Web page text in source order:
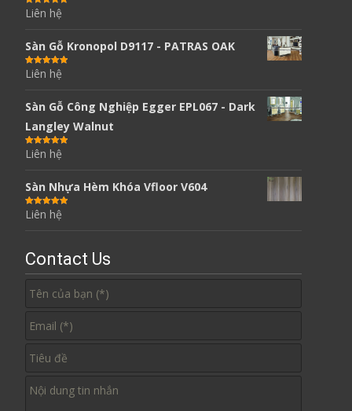
Được xếp
hạng 5.00 5
Liên hệ
Sàn Gỗ Kronopol D9117 - PATRAS OAK
Được xếp
hạng 5.00 5
Liên hệ
Sàn Gỗ Công Nghiệp Egger EPL067 - Dark
Langley Walnut
Được xếp
hạng 5.00 5
Liên hệ
Sàn Nhựa Hèm Khóa Vfloor V604
Được xếp
hạng 5.00 5
Liên hệ
Contact Us